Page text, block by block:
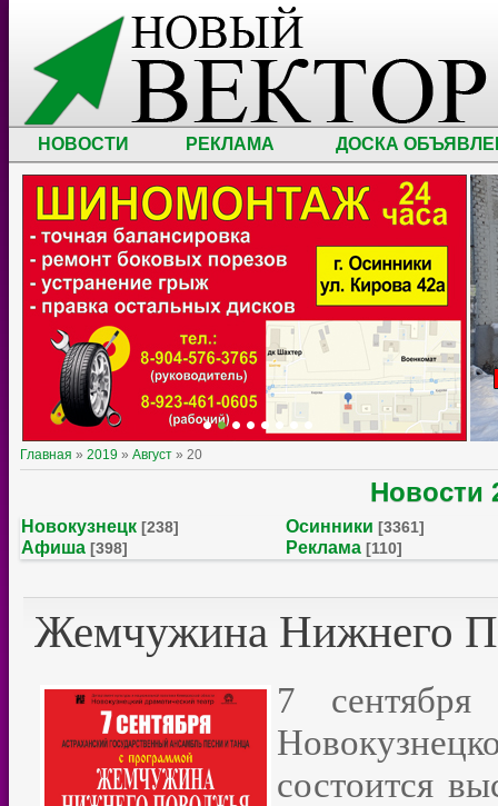
НОВОСТИ РЕКЛАМА ДОСКА
Главная » 2019 » Август » 20
Новости
Новокузнецк [238] Осинники [3361]
Афиша [398] Реклама [110]
Жемчужина Нижнего
7
состоится